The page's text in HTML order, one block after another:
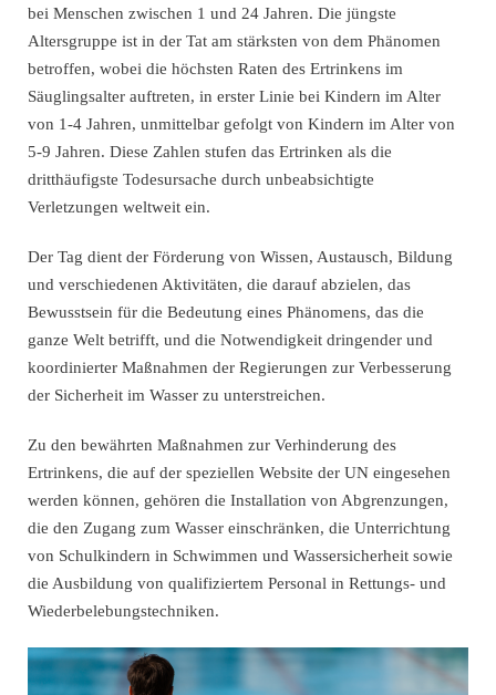
bei Menschen zwischen 1 und 24 Jahren. Die jüngste
Altersgruppe ist in der Tat am stärksten von dem Phänomen
betroffen, wobei die höchsten Raten des Ertrinkens im
Säuglingsalter auftreten, in erster Linie bei Kindern im Alter
von 1-4 Jahren, unmittelbar gefolgt von Kindern im Alter von
5-9 Jahren. Diese Zahlen stufen das Ertrinken als die
dritthäufigste Todesursache durch unbeabsichtigte
Verletzungen weltweit ein.
Der Tag dient der Förderung von Wissen, Austausch, Bildung
und verschiedenen Aktivitäten, die darauf abzielen, das
Bewusstsein für die Bedeutung eines Phänomens, das die
ganze Welt betrifft, und die Notwendigkeit dringender und
koordinierter Maßnahmen der Regierungen zur Verbesserung
der Sicherheit im Wasser zu unterstreichen.
Zu den bewährten Maßnahmen zur Verhinderung des
Ertrinkens, die auf der speziellen Website der UN eingesehen
werden können, gehören die Installation von Abgrenzungen,
die den Zugang zum Wasser einschränken, die Unterrichtung
von Schulkindern in Schwimmen und Wassersicherheit sowie
die Ausbildung von qualifiziertem Personal in Rettungs- und
Wiederbelebungstechniken.